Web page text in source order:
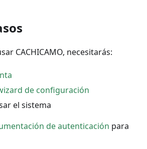
CACHICAMO, necesitarás:
de configuración
el sistema
de autenticación para